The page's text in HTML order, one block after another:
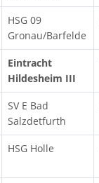
HSG 09
Gronau/Barfelde
Eintracht
Hildesheim III
SV E Bad
Salzdetfurth
HSG Holle